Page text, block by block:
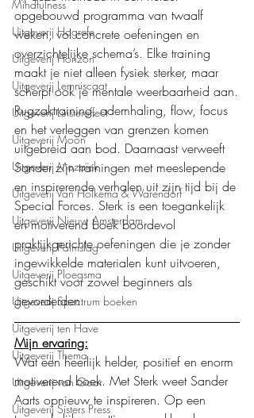
Mindfulness
Uitgeverij Hogrefe
Uitgeverij Horizon
Uitgeverij Lemniscaat
Uitgeverij Luistereffect
Uitgeverij Moon
Uitgeverij Mozaïek
Uitgeverij Van Holkema & Warendorf
Uitgeverij Nieuw Amsterdam
Uitgeverij Palmslag
Uitgeverij Ploegsma
Uitgeverij Spectrum boeken
Uitgeverij ten Have
Uitgeverij Thema
Uitgeverij van Goor
Uitgeverij Sisters Press
opgebouwd programma van twaalf
weken, vol concrete oefeningen en
overzichtelijke schema’s. Elke training
maakt je niet alleen fysiek sterker, maar
scherpt ook je mentale weerbaarheid aan.
Rugzaktraining, ademhaling, flow, focus
en het verleggen van grenzen komen
uitgebreid aan bod. Daarnaast verweeft
Sander zijn trainingen met meeslepende
en inspirerende verhalen uit zijn tijd bij de
Special Forces. Sterk is een toegankelijk
en motiverend boek boordevol
praktijkgerichte oefeningen die je zonder
ingewikkelde materialen kunt uitvoeren,
geschikt voor zowel beginners als
gevorderden.
Mijn ervaring:
Wat een heerlijk helder, positief en enorm
motiverend boek. Met Sterk weet Sander
Aarts opnieuw te inspireren. Op een